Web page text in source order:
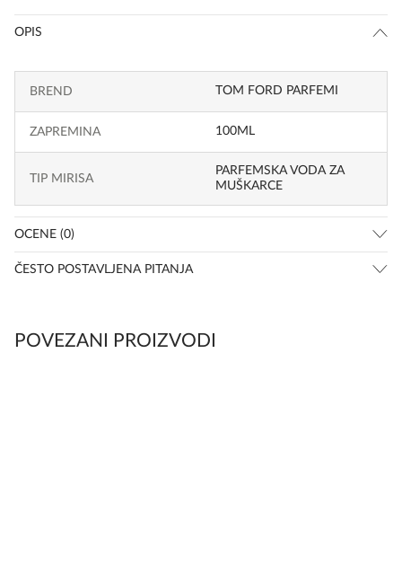
OPIS
BREND TOM FORD PARFEMI
ZAPREMINA 100ML
TIP MIRISA
PARFEMSKA VODA ZA
MUŠKARCE
OCENE (0)
ČESTO POSTAVLJENA PITANJA
POVEZANI PROIZVODI